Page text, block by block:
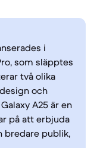
i
som släpptes
två olika
och
A25 är en
på att erbjuda
bredare publik,